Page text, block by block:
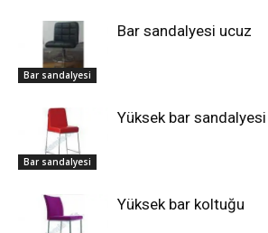
Bar sandalyesi
Bar sandalyesi ucuz
Bar sandalyesi
Yüksek bar sandalyesi
Yüksek bar koltuğu